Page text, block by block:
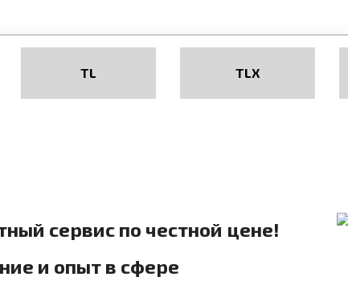
TL TLX
сервис по честной цене!
и опыт в сфере